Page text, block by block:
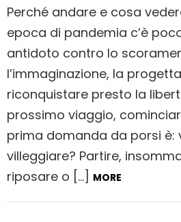
Perché andare e cosa
epoca di pandemia c’è
antidoto contro lo
l’immaginazione, la
riconquistare presto la
prossimo viaggio,
prima domanda da porsi è:
villeggiare? Partire,
riposare o […] MORE